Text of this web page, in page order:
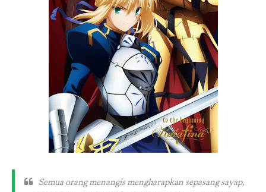
Semua orang menangis mengharapkan sepasang sayap,